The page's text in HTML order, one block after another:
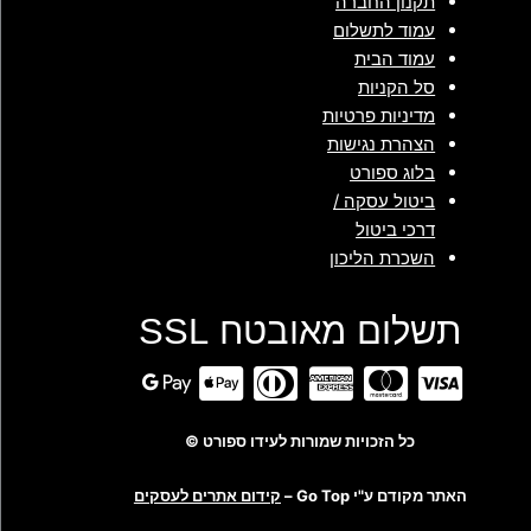
עמוד לתשלום
עמוד הבית
סל הקניות
מדיניות פרטיות
הצהרת נגישות
בלוג ספורט
ביטול עסקה /
דרכי ביטול
השכרת הליכון
תשלום מאובטח SSL
כל הזכויות שמורות לעידו ספורט ©
האתר מקודם ע"י Go Top – קידום אתרים לעסקים